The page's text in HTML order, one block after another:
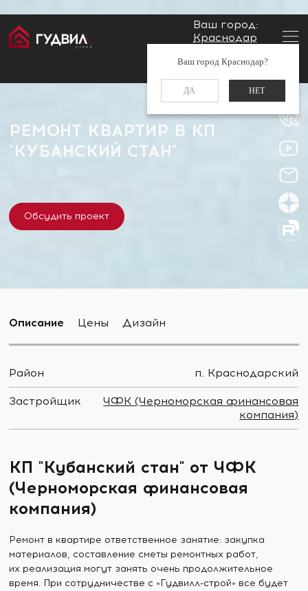
Ваш город:
Краснодар
Ваш город Краснодар?
ДА НЕТ
Заказать звонок
Главная Застройщики
РЕМОНТ КВАРТИР В КП
"КУБАНСКИЙ СТАН"
Обсудить проект
Описание Цены Дизайн
Район п. Краснодарский
Застройщик
ЧФК (Черноморская финансовая
компания)
КП "Кубанский стан" от ЧФК
(Черноморская финансовая
компания)
Ремонт в квартире ответственное занятие: закупка
материалов, составление сметы ремонтных работ,
их реализация могут занять очень продолжительное
время. При сотрудничестве с «Гудвилл-строй» все будет